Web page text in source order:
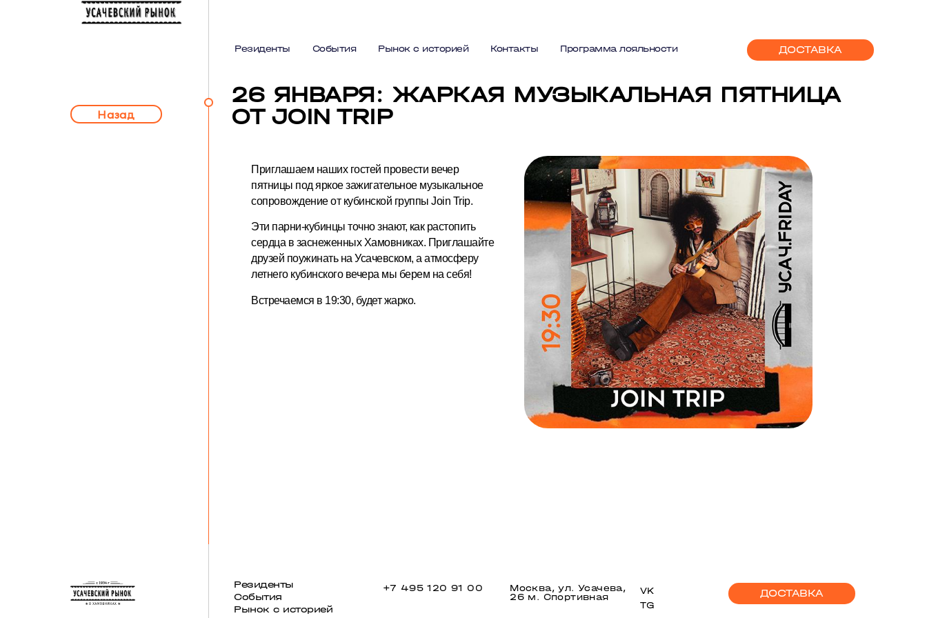
Резиденты События Рынок с историей Контакты Программа лояльности ДОСТАВКА
Назад
26 ЯНВАРЯ: ЖАРКАЯ МУЗЫКАЛЬНАЯ ПЯТНИЦА
ОТ JOIN TRIP
Приглашаем наших гостей провести вечер
пятницы под яркое зажигательное музыкальное
сопровождение от кубинской группы Join Trip.
Эти парни-кубинцы точно знают, как растопить
сердца в заснеженных Хамовниках. Приглашайте
друзей поужинать на Усачевском, а атмосферу
летнего кубинского вечера мы берем на себя!
Встречаемся в 19:30, будет жарко.
Резиденты
События
Рынок с историей
+7 495 120 91 00
Москва, ул. Усачева,
26 м. Спортивная
VK
TG
ДОСТАВКА